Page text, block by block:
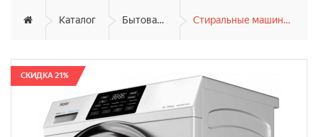
Каталог Бытовая техника Стиральные машины фронтальные
СКИДКА 21%